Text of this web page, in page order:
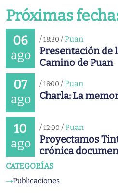
Próximas
06
ago
/18:30 /Puan
Presentación de
Camino de Puan
07
ago
/18:00 /Puan
Charla: La
10
ago
/12:00 /Puan
Proyectamos
crónica
CATEGORÍAS
→Publicaciones